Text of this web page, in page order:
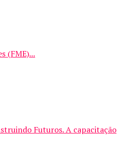
(FME)...
Futuros. A capacitação